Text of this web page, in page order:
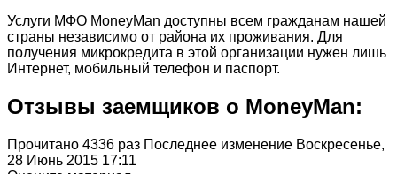
Услуги МФО MoneyMan доступны всем гражданам нашей
страны независимо от района их проживания. Для
получения микрокредита в этой организации нужен лишь
Интернет, мобильный телефон и паспорт.
Отзывы заемщиков о MoneyMan:
Прочитано 4336 раз Последнее изменение Воскресенье,
28 Июнь 2015 17:11